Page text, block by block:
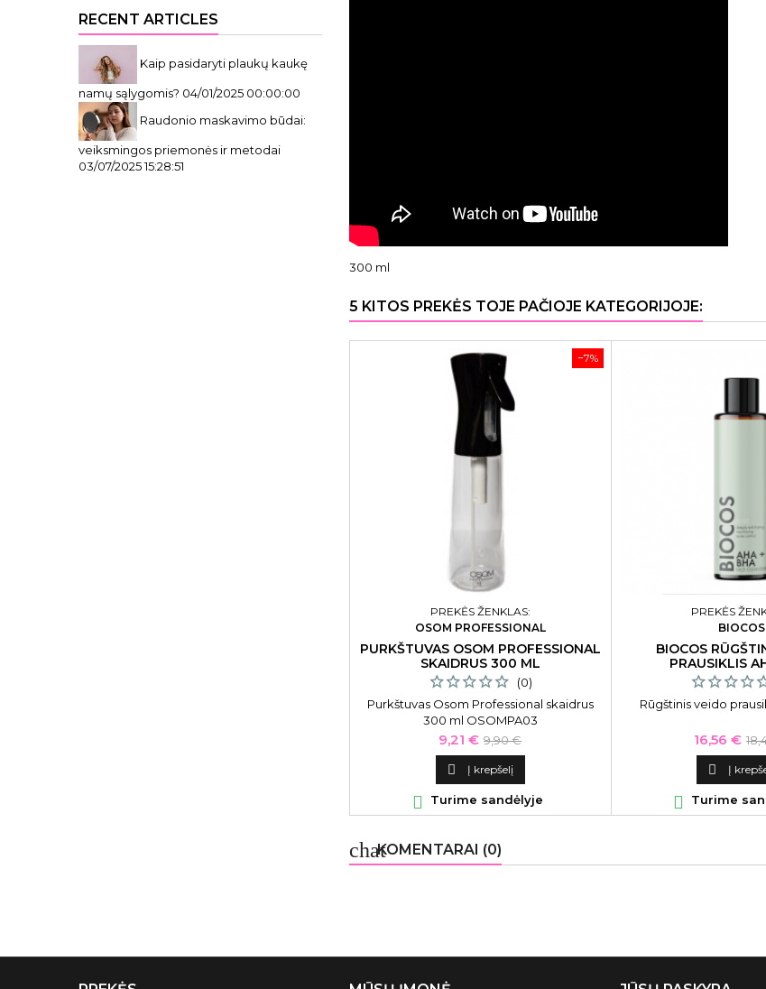
RECENT ARTICLES
Kaip pasidaryti plaukų kaukę
namų sąlygomis? 04/01/2025 00:00:00
Raudonio maskavimo būdai:
veiksmingos priemonės ir metodai
03/07/2025 15:28:51
300 ml
5 KITOS PREKĖS TOJE PAČIOJE KATEGORIJOJE:
−7%
PREKĖS ŽENKLAS:
OSOM PROFESSIONAL
PURKŠTUVAS OSOM PROFESSIONAL
SKAIDRUS 300 ML
(0)
Purkštuvas Osom Professional skaidrus
300 ml OSOMPA03
Kaina
9,21 € Bazinė
kaina
9,90 €
 Į krepšelį
 Turime sandėlyje
PREKĖS
BIOCOS
BIOCOS
PRAUSIKLIS
Rūgštinis veido
Kaina
16,56 €
 Į
 Turime
chatKOMENTARAI (0)